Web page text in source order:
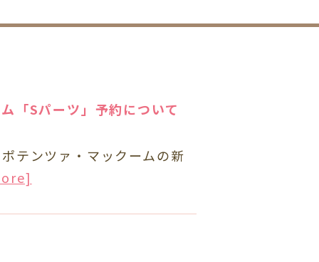
「Sパーツ」予約について
テンツァ・マックームの新